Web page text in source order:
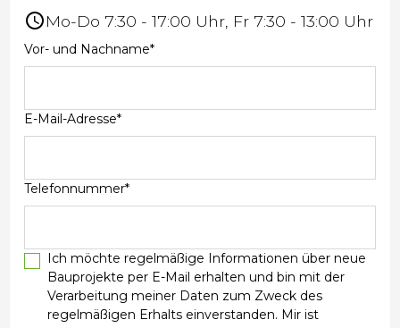
Mo-Do 7:30 - 17:00 Uhr, Fr 7:30 - 13:00 Uhr
Vor- und Nachname*
E-Mail-Adresse*
Telefonnummer*
Ich möchte regelmäßige Informationen über neue
Bauprojekte per E-Mail erhalten und bin mit der
Verarbeitung meiner Daten zum Zweck des
regelmäßigen Erhalts einverstanden. Mir ist